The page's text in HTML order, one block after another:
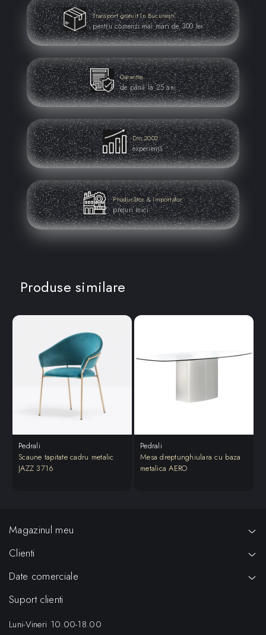
Transport gratuit în București
pentru comenzi mai mari de 300 lei
Garantie
de până la 25 ani
Din 2002
experiență
Producător & Importator
prețuri mici
Produse similare
Pedrali
Scaune tapitate cadru metalic
JAZZ 3716
Pedrali
Mesa dreptunghiulara cu baza
metalica AERO
Magazinul meu
Clienti
Date comerciale
Suport clienti
Luni-Vineri 10.00-18.00